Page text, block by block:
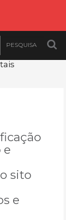
e
sito
e